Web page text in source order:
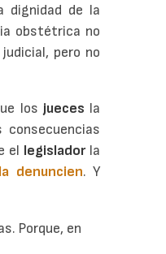
dignidad de la
obstétrica no
pero no
los jueces la
el legisladorla
la denuncien. Y
Porque, en